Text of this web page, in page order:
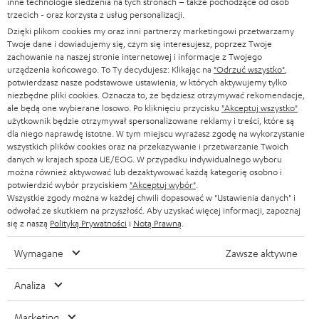
t
t
e
r
a
GŁOŚNIKI HIFI
SMART HOME
BLUETOOTH
SŁUCHAWKI
SŁUCHAWKI BLUETOOTH
WIEŻE HI-FI
GŁOŚNIKI
ULTIMA
SŁUCHAWKI DOUSZNE
FANSHOP
KONTAKT PRASOWY
B2B
BLOG
NEWSLETTER
SKLEPY
KORZYŚCI
TEUFEL STORY
NIEMCY
AUSTRIA
SZWAJCARIA
HOLANDIA
BELGIA
FRANCJA
POLSKA
WŁOCHY
Zmiany techniczne, literówki i pomyłki zastrzeżone. Akcesoria pokazane na
zdjęciach nie wchodzą w zakres dostawy. Ewentualne opłaty za utylizację
trzecich - oraz korzysta z usług personalizacji.
Dzięki plikom cookies my oraz inni partnerzy marketingowi przetwarzamy
Twoje dane i dowiadujemy się, czym się interesujesz, poprzez Twoje
zachowanie na naszej stronie internetowej i informacje z Twojego
urządzenia końcowego. To Ty decydujesz: Klikając na "Odrzuć wszystko"
potwierdzasz nasze podstawowe ustawienia, w których aktywujemy tylko
niezbędne pliki cookies. Oznacza to, że będziesz otrzymywać rekomendacje,
ale będą one wybierane losowo. Po kliknięciu przycisku "Akceptuj wszystko"
użytkownik będzie otrzymywał spersonalizowane reklamy i treści, które są
dla niego naprawdę istotne. W tym miejscu wyrażasz zgodę na wykorzystanie
wszystkich plików cookies oraz na przekazywanie i przetwarzanie Twoich
danych w krajach spoza UE/EOG. W przypadku indywidualnego wyboru
można również aktywować lub dezaktywować każdą kategorię osobno i
potwierdzić wybór przyciskiem "Akceptuj wybór"
Wszystkie zgody można w każdej chwili dopasować w "Ustawienia danych" i
odwołać ze skutkiem na przyszłość. Aby uzyskać więcej informacji, zapoznaj
się z naszą Polityką Prywatności i Notą Prawną
Wymagane Zawsze aktywne
Analiza